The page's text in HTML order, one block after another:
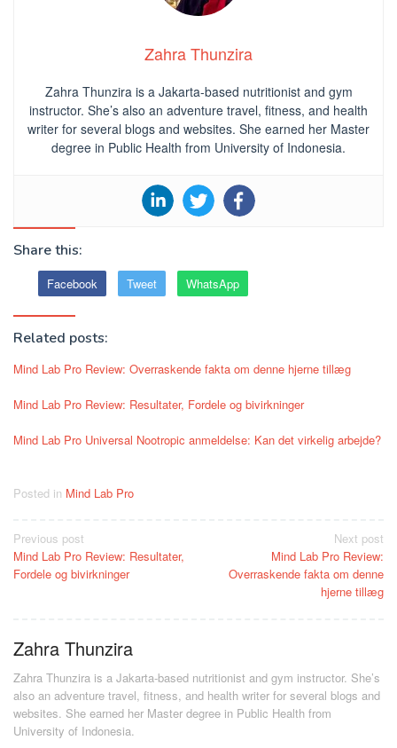
Zahra Thunzira
Zahra Thunzira is a Jakarta-based nutritionist and gym
instructor. She’s also an adventure travel, fitness, and health
writer for several blogs and websites. She earned her Master
degree in Public Health from University of Indonesia.
Share this:
Facebook Tweet WhatsApp
Related posts:
Mind Lab Pro Review: Overraskende fakta om denne hjerne tillæg
Mind Lab Pro Review: Resultater, Fordele og bivirkninger
Mind Lab Pro Universal Nootropic anmeldelse: Kan det virkelig arbejde?
Posted in Mind Lab Pro
Post
navigation
Previous post
Mind Lab Pro Review: Resultater,
Fordele og bivirkninger
Next post
Mind Lab Pro Review:
Overraskende fakta om denne
hjerne tillæg
Zahra Thunzira
Zahra Thunzira is a Jakarta-based nutritionist and gym instructor. She’s
also an adventure travel, fitness, and health writer for several blogs and
websites. She earned her Master degree in Public Health from
University of Indonesia.